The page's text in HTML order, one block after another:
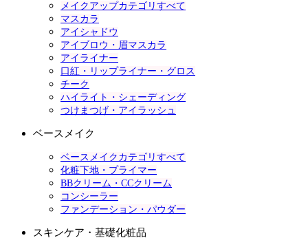
メイクアップカテゴリすべて
マスカラ
アイシャドウ
アイブロウ・眉マスカラ
アイライナー
口紅・リップライナー・グロス
チーク
ハイライト・シェーディング
つけまつげ・アイラッシュ
ベースメイク
ベースメイクカテゴリすべて
化粧下地・プライマー
BBクリーム・CCクリーム
コンシーラー
ファンデーション・パウダー
スキンケア・基礎化粧品